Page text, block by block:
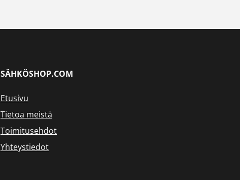
SÄHKÖSHOP.COM
Etusivu
Tietoa meistä
Toimitusehdot
Yhteystiedot